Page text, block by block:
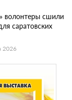
волонтеры сшили
саратовских
2026